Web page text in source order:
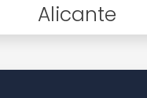
Alicante